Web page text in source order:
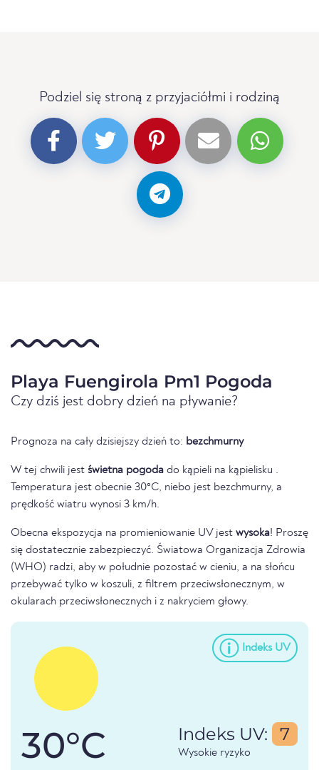
Podziel się stroną z przyjaciółmi i rodziną
Playa Fuengirola Pm1 Pogoda
Czy dziś jest dobry dzień na pływanie?
Prognoza na cały dzisiejszy dzień to: bezchmurny
W tej chwili jest świetna pogoda do kąpieli na kąpielisku .
Temperatura jest obecnie 30°C, niebo jest bezchmurny, a
prędkość wiatru wynosi 3 km/h.
Obecna ekspozycja na promieniowanie UV jest wysoka! Proszę
się dostatecznie zabezpieczyć. Światowa Organizacja Zdrowia
(WHO) radzi, aby w południe pozostać w cieniu, a na słońcu
przebywać tylko w koszuli, z filtrem przeciwsłonecznym, w
okularach przeciwsłonecznych i z nakryciem głowy.
Indeks UV
30°C Indeks UV: 7
Wysokie ryzyko